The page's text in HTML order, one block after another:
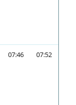
07:46 07:52